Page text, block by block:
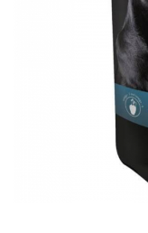
Custi transport
Sampoane pisici
Accesorii caini
Castroane caini
Custi transport
Zgarzi, lese, hamuri
Recompense Caini